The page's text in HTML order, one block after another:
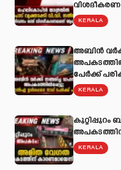
KERALA
അബിന്‍
പേര്‍ക്ക്
KERALA
KERALA